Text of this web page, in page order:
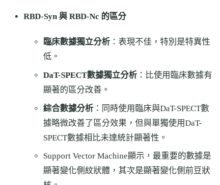
RBD-Syn 與 RBD-Nc 的區分
臨床數據獨立分析 ：表現不佳，特別是特異性
低。
DaT-SPECT數據獨立分析 ：比使用臨床數據有
顯著的區分改善。
綜合數據分析 ：同時使用臨床與DaT-SPECT數
據略微改善了區分效果，但與單獨使用DaT-
SPECT數據相比未達統計顯著性。
Support Vector Machine顯示，最重要的數據是
顯著變化側紋狀體，其次是顯著變化側前豆狀